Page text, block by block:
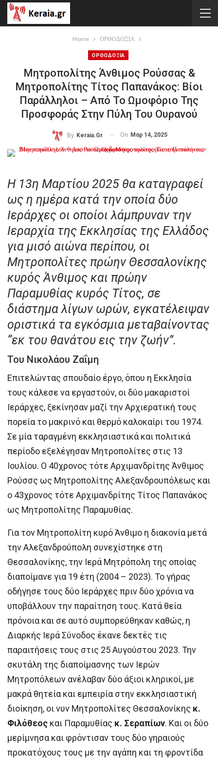
Home ΟΡΘΟΔΟΞΙΑ
ΟΡΘΟΔΟΞΙΑ
Μητροπολίτης Άνθιμος Ρούσσας &
Μητροπολίτης Τίτος Παπανάκος: Βίοι
Παράλληλοι – Από Το Ωμοφόριο Της
Προσφοράς Στην Πύλη Του Ουρανού
By Keraia.gr On Μαρ 14, 2025
Η 13η Μαρτίου 2025 θα καταγραφεί
ως η ημέρα κατά την οποία δύο
Ιεράρχες οι οποίοι λάμπρυναν την
Ιεραρχία της Εκκλησίας της Ελλάδος
για μισό αιώνα περίπου, οι
Μητροπολίτες πρώην Θεσσαλονίκης
κυρός Άνθιμος και πρώην
Παραμυθίας κυρός Τίτος, σε
διάστημα λίγων ωρών, εγκατέλειψαν
οριστικά τα εγκόσμια μεταβαίνοντας
“εκ του θανάτου εις την ζωήν”.
Του Νικολάου Ζαΐμη
Επιτελώντας σπουδαίο έργο, όπου η Εκκλησία
τους κάλεσε να εργαστούν, οι δύο μακαριστοί
Ιεράρχες, ξεκίνησαν μαζί την Αρχιερατική τους
πορεία το μακρινό και θερμό καλοκαίρι του 1974.
Σε μία ταραγμένη εκκλησιαστικά και πολιτικά
περίοδο εξελέγησαν Μητροπολίτες στις 13
Ιουλίου. Ο 40χρονος τότε Αρχιμανδρίτης Άνθιμος
Ρούσσς ως Μητροπολίτης Αλεξανδρουπόλεως και
ο 43χρονος τότε Αρχιμανδρίτης Τίτος Παπανάκος
ως Μητροπολίτης Παραμυθίας.
Για τον Μητροπολίτη κυρό Άνθιμο η διακονία μετά
την Αλεξανδρούπολη συνεχίστηκε στη
Θεσσαλονίκης, την Ιερά Μητρόπολη της οποίας
διαποίμανε για 19 έτη (2004 – 2023). Το γήρας
οδήγησε τους δύο Ιεράρχες πριν δύο χρόνια να
υποβάλλουν την παραίτηση τους. Κατά θεία
πρόνοια και σε αυτό συμπορεύθηκαν καθώς, η
Διαρκής Ιερά Σύνοδος έκανε δεκτές τις
παραιτήσεις τους στις 25 Αυγούστου 2023. Την
σκυτάλη της διαποίμασνης των Ιερών
Μητροπόλεων ανέλαβαν δύο άξιοι κληρικοί, με
μακρά θητεία και εμπειρία στην εκκλησιαστική
διοίκηση, οι νυν Μητροπολίτες Θεσσαλονίκης κ.
Φιλόθεος και Παραμυθίας κ. Σεραπίων. Και οι δύο
μερίμνησα και φρόντισαν τους δύο γηραιούς
προκατόχους τους με την αγάπη και τη φροντίδα